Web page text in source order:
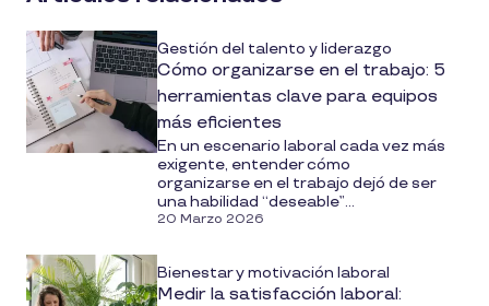
media
Gestión del talento y liderazgo
Cómo organizarse en el trabajo: 5
herramientas clave para equipos
más eficientes
En un escenario laboral cada vez más
exigente, entender cómo
organizarse en el trabajo dejó de ser
una habilidad “deseable”...
20 Marzo 2026
Bienestar y motivación laboral
Medir la satisfacción laboral: